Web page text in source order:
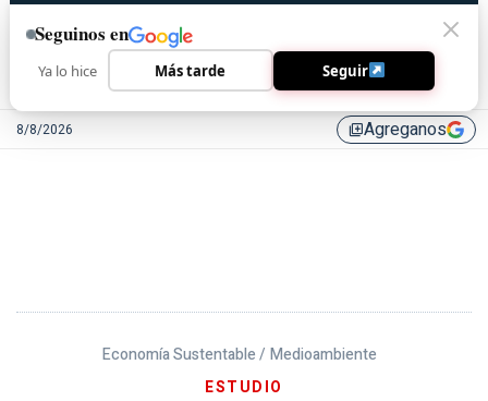
8/8/2026 library_addAgreganos
Economía Sustentable / Medioambiente
ESTUDIO
Seguinos en
Ya lo hice Más tarde Seguir